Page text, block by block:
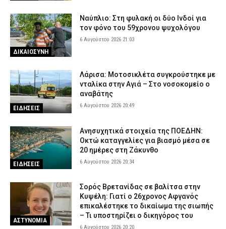
ΔΙΚΑΙΟΣΥΝΗ
Ναύπλιο: Στη φυλακή οι δύο Ινδοί για
τον φόνο του 59χρονου ψυχολόγου
6 Αυγούστου 2026 21:03
ΕΙΔΗΣΕΙΣ
Λάρισα: Μοτοσικλέτα συγκρούστηκε με
νταλίκα στην Αγιά – Στο νοσοκομείο ο
αναβάτης
6 Αυγούστου 2026 20:49
ΕΙΔΗΣΕΙΣ
Ανησυχητικά στοιχεία της ΠΟΕΔΗΝ:
Οκτώ καταγγελίες για βιασμό μέσα σε
20 ημέρες στη Ζάκυνθο
6 Αυγούστου 2026 20:34
ΑΣΤΥΝΟΜΙΑ
Σορός Βρετανίδας σε βαλίτσα στην
Κυψέλη: Γιατί ο 26χρονος Αφγανός
επικαλέστηκε το δικαίωμα της σιωπής
– Τι υποστηρίζει ο δικηγόρος του
6 Αυγούστου 2026 20:20